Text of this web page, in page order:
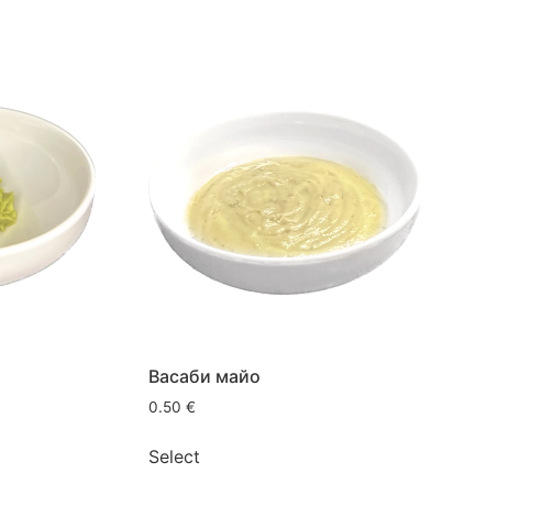
Васаби майо
0.50€
Select